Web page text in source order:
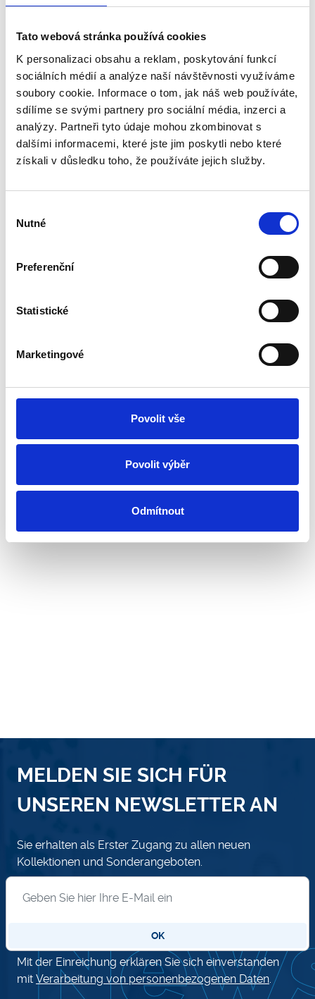
Tato webová stránka používá cookies
K personalizaci obsahu a reklam, poskytování funkcí
sociálních médií a analýze naší návštěvnosti využíváme
soubory cookie. Informace o tom, jak náš web používáte,
sdílíme se svými partnery pro sociální média, inzerci a
analýzy. Partneři tyto údaje mohou zkombinovat s
dalšími informacemi, které jste jim poskytli nebo které
získali v důsledku toho, že používáte jejich služby.
souhlasu
Nutné
Preferenční
Statistické
Marketingové
Povolit vše
Povolit výběr
Odmítnout
Pollenfilter UPF 125
Vorrätig 2 Stk.
Dienstag, 11.8. bei Ihnen zu Hause
8.37 € In den Warenkorb
Tellerventile-schützt das Rohrsystem inklusive Lüfter vor
MELDEN SIE SICH FÜR
UNSEREN NEWSLETTER AN
Sie erhalten als Erster Zugang zu allen neuen
Kollektionen und Sonderangeboten.
OK
Mit der Einreichung erklären Sie sich einverstanden
mit Verarbeitung von personenbezogenen Daten.